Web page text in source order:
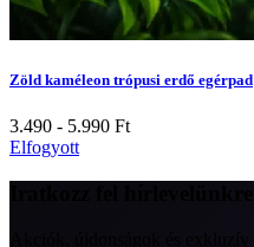
Zöld kaméleon trópusi erdő egérpad
3.490 - 5.990 Ft
Elfogyott